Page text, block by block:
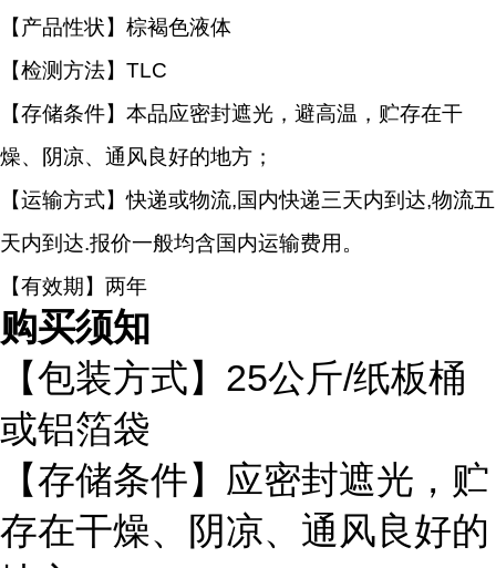
【产品性状】棕褐色液体
【检测方法】TLC
【存储条件】本品应密封遮光，避高温，贮存在干
燥、阴凉、通风良好的地方；
【运输方式】快递或物流,国内快递三天内到达,物流五
天内到达.报价一般均含国内运输费用。
【有效期】两年
购买须知
【包装方式】 25公斤/纸板桶
或铝箔袋
【存储条件】应密封遮光，贮
存在干燥、阴凉、通风良好的